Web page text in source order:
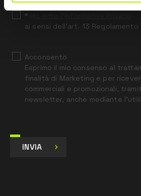
*
ai sensi dell’art. 13 Regolamento
Acconsento
Esprimo il mio consenso al
finalità di Marketing e per
commerciali e promozionali,
newsletter, anche mediante
INVIA